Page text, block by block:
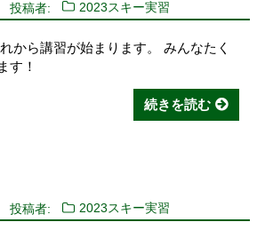
投稿者: 2023スキー実習
から講習が始まります。 みんなたく
す！
続きを読む
投稿者: 2023スキー実習